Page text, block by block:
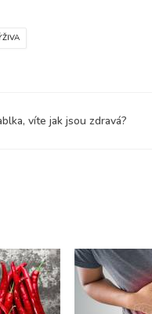
víte jak jsou zdravá?